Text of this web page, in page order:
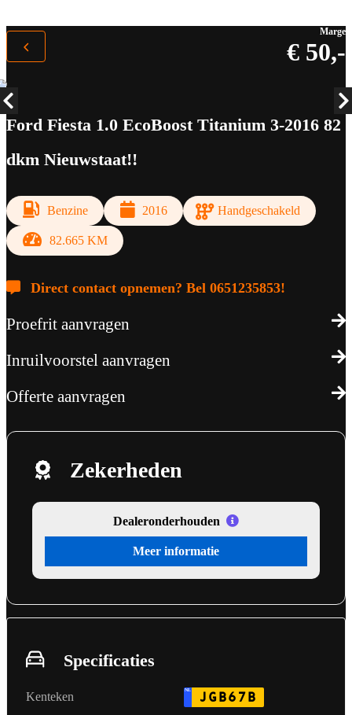
Marge
€ 50,-
Ford Fiesta 1.0 EcoBoost Titanium 3-2016 82
dkm Nieuwstaat!!
Benzine 2016 Handgeschakeld
82.665 KM
Direct contact opnemen? Bel 0651235853!
Proefrit aanvragen
Inruilvoorstel aanvragen
Offerte aanvragen
Zekerheden
Dealeronderhouden
Meer informatie
Specificaties
Kenteken NL JGB67B